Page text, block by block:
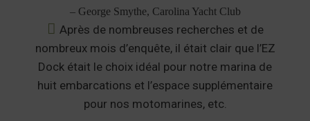
– George Smythe, Carolina Yacht Club
Après de nombreuses recherches et de
nombreux mois d’enquête, il était clair que l’EZ
Dock était le choix idéal pour notre marina de
huit embarcations et l’espace supplémentaire
pour nos motomarines, etc.